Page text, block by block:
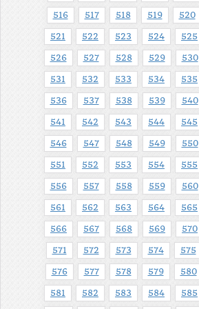
516 517 518 519 520
521 522 523 524 525
526 527 528 529 530
531 532 533 534 535
536 537 538 539 540
541 542 543 544 545
546 547 548 549 550
551 552 553 554 555
556 557 558 559 560
561 562 563 564 565
566 567 568 569 570
571 572 573 574 575
576 577 578 579 580
581 582 583 584 585